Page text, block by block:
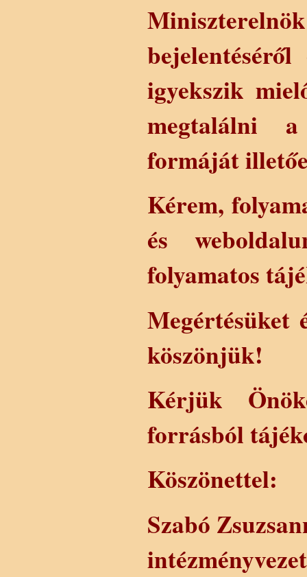
igyekszik
megtalálni
formáját
Kérem,
és
folyamatos
Megértésüket
köszönjük!
Kérjük
forrásból
Köszönettel:
Szabó